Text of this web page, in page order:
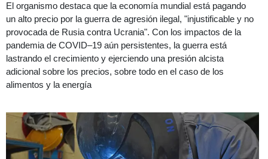
El organismo destaca que la economía mundial está pagando
un alto precio por la guerra de agresión ilegal, "injustificable y no
provocada de Rusia contra Ucrania". Con los impactos de la
pandemia de COVID–19 aún persistentes, la guerra está
lastrando el crecimiento y ejerciendo una presión alcista
adicional sobre los precios, sobre todo en el caso de los
alimentos y la energía